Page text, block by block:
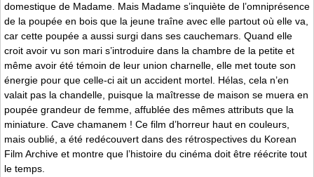
domestique de Madame. Mais Madame s’inquiète de l’omniprésence
de la poupée en bois que la jeune traîne avec elle partout où elle va,
car cette poupée a aussi surgi dans ses cauchemars. Quand elle
croit avoir vu son mari s’introduire dans la chambre de la petite et
même avoir été témoin de leur union charnelle, elle met toute son
énergie pour que celle-ci ait un accident mortel. Hélas, cela n’en
valait pas la chandelle, puisque la maîtresse de maison se muera en
poupée grandeur de femme, affublée des mêmes attributs que la
miniature. Cave chamanem ! Ce film d’horreur haut en couleurs,
mais oublié, a été redécouvert dans des rétrospectives du Korean
Film Archive et montre que l’histoire du cinéma doit être réécrite tout
le temps.